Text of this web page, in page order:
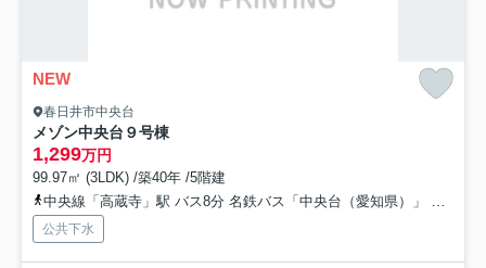
NEW
春日井市中央台
メゾン中央台９号棟
1,299万円
99.97㎡ (3LDK) /築40年 /5階建
中央線「高蔵寺」駅 バス8分 名鉄バス「中央台（愛知県）」 停歩3分
公共下水